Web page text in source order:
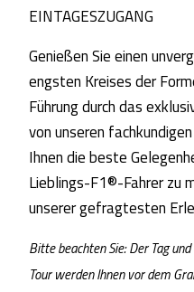
EINTAGESZUGANG
Genießen Sie einen
engsten Kreises der
Führung durch das
von unseren
Ihnen die beste
Lieblings-F1®-Fahrer zu
unserer gefragtesten
Bitte beachten Sie: Der Tag
Tour werden Ihnen vor dem